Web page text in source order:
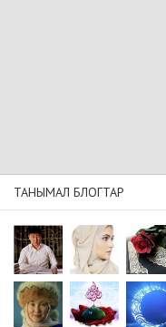
ТАНЫМАЛ БЛОГТАР